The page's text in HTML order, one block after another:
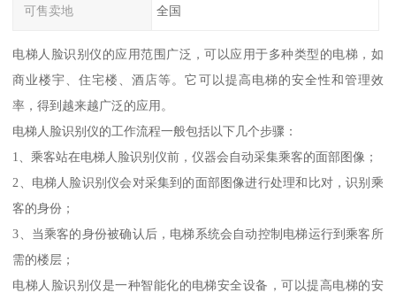
可售卖地 全国
电梯人脸识别仪的应用范围广泛，可以应用于多种类型的电梯，如
商业楼宇、住宅楼、酒店等。它可以提高电梯的安全性和管理效
率，得到越来越广泛的应用。
电梯人脸识别仪的工作流程一般包括以下几个步骤：
1、乘客站在电梯人脸识别仪前，仪器会自动采集乘客的面部图像；
2、电梯人脸识别仪会对采集到的面部图像进行处理和比对，识别乘
客的身份；
3、当乘客的身份被确认后，电梯系统会自动控制电梯运行到乘客所
需的楼层；
电梯人脸识别仪是一种智能化的电梯安全设备，可以提高电梯的安